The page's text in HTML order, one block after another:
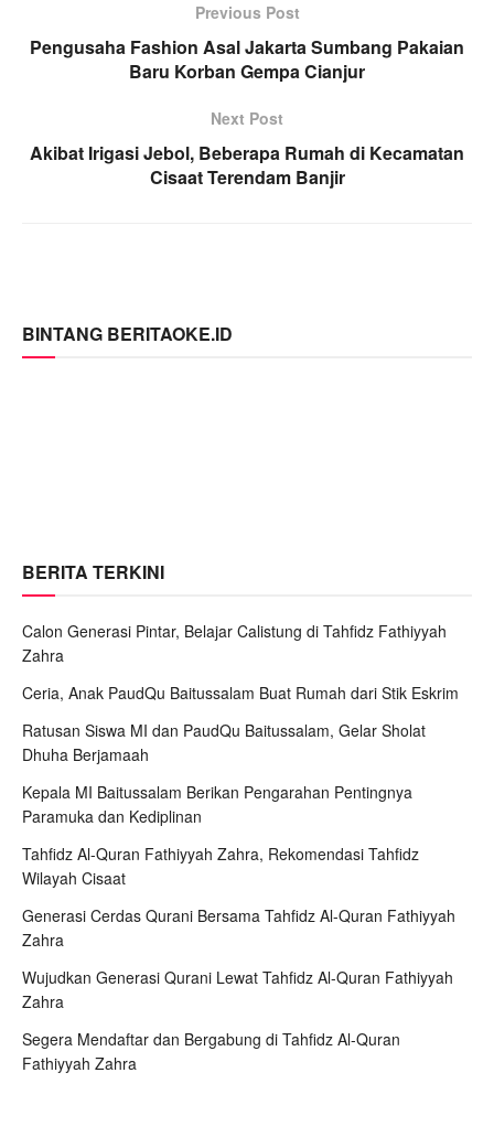
Previous Post
Pengusaha Fashion Asal Jakarta Sumbang Pakaian
Baru Korban Gempa Cianjur
Next Post
Akibat Irigasi Jebol, Beberapa Rumah di Kecamatan
Cisaat Terendam Banjir
BINTANG BERITAOKE.ID
BERITA TERKINI
Calon Generasi Pintar, Belajar Calistung di Tahfidz Fathiyyah
Zahra
Ceria, Anak PaudQu Baitussalam Buat Rumah dari Stik Eskrim
Ratusan Siswa MI dan PaudQu Baitussalam, Gelar Sholat
Dhuha Berjamaah
Kepala MI Baitussalam Berikan Pengarahan Pentingnya
Paramuka dan Kediplinan
Tahfidz Al-Quran Fathiyyah Zahra, Rekomendasi Tahfidz
Wilayah Cisaat
Generasi Cerdas Qurani Bersama Tahfidz Al-Quran Fathiyyah
Zahra
Wujudkan Generasi Qurani Lewat Tahfidz Al-Quran Fathiyyah
Zahra
Segera Mendaftar dan Bergabung di Tahfidz Al-Quran
Fathiyyah Zahra